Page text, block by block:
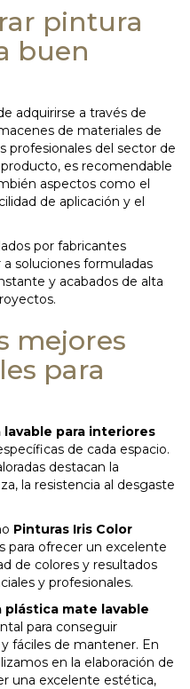
pintura
buen
adquirirse a través de
de materiales de
profesionales del sector de
es recomendable
aspectos como el
de aplicación y el
por fabricantes
soluciones formuladas
y acabados de alta
mejores
para
lavable para interiores
de cada espacio.
destacan la
la resistencia al desgaste
Pinturas Iris Color
para ofrecer un excelente
de colores y resultados
y profesionales.
plástica mate lavable
para conseguir
fáciles de mantener. En
en la elaboración de
una excelente estética,